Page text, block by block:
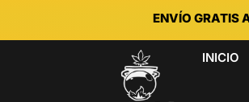
ENVÍO GRATIS
INICIO